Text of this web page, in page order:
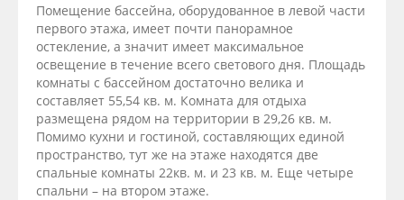
Помещение бассейна, оборудованное в левой части
первого этажа, имеет почти панорамное
остекление, а значит имеет максимальное
освещение в течение всего светового дня. Площадь
комнаты с бассейном достаточно велика и
составляет 55,54 кв. м. Комната для отдыха
размещена рядом на территории в 29,26 кв. м.
Помимо кухни и гостиной, составляющих единой
пространство, тут же на этаже находятся две
спальные комнаты 22кв. м. и 23 кв. м. Еще четыре
спальни – на втором этаже.